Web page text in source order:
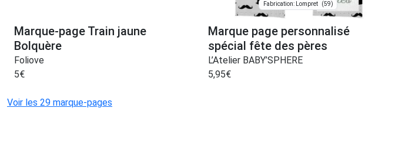
Marque-page Train jaune
Bolquère
Foliove
5€
Fabrication: Lompret (59)
Marque page personnalisé
spécial fête des pères
L’Atelier BABY’SPHERE
5,95€
Voir les 29 marque-pages